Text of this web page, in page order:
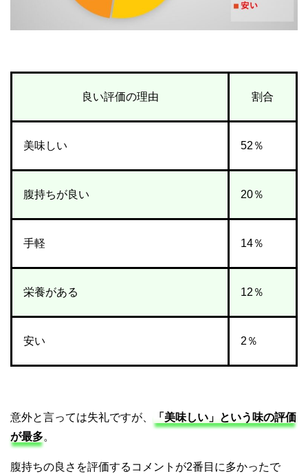
良い評価の理由 割合
美味しい 52％
腹持ちが良い 20％
手軽 14％
栄養がある 12％
安い 2％
意外と言っては失礼ですが、
「美味しい」という味の評価
が最多。
腹持ちの良さを評価するコメントが2番目に多かったで